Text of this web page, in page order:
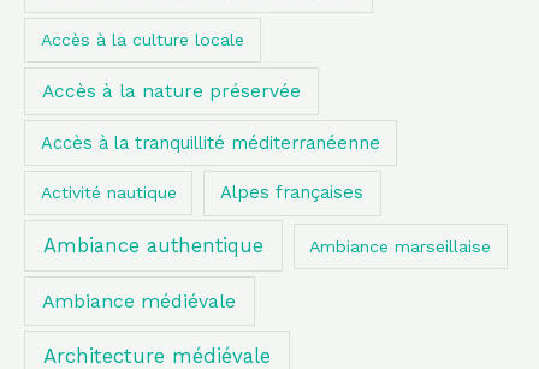
Accès à la culture locale
Accès à la nature préservée
Accès à la tranquillité méditerranéenne
Activité nautique Alpes françaises
Ambiance authentique Ambiance marseillaise
Ambiance médiévale
Architecture médiévale